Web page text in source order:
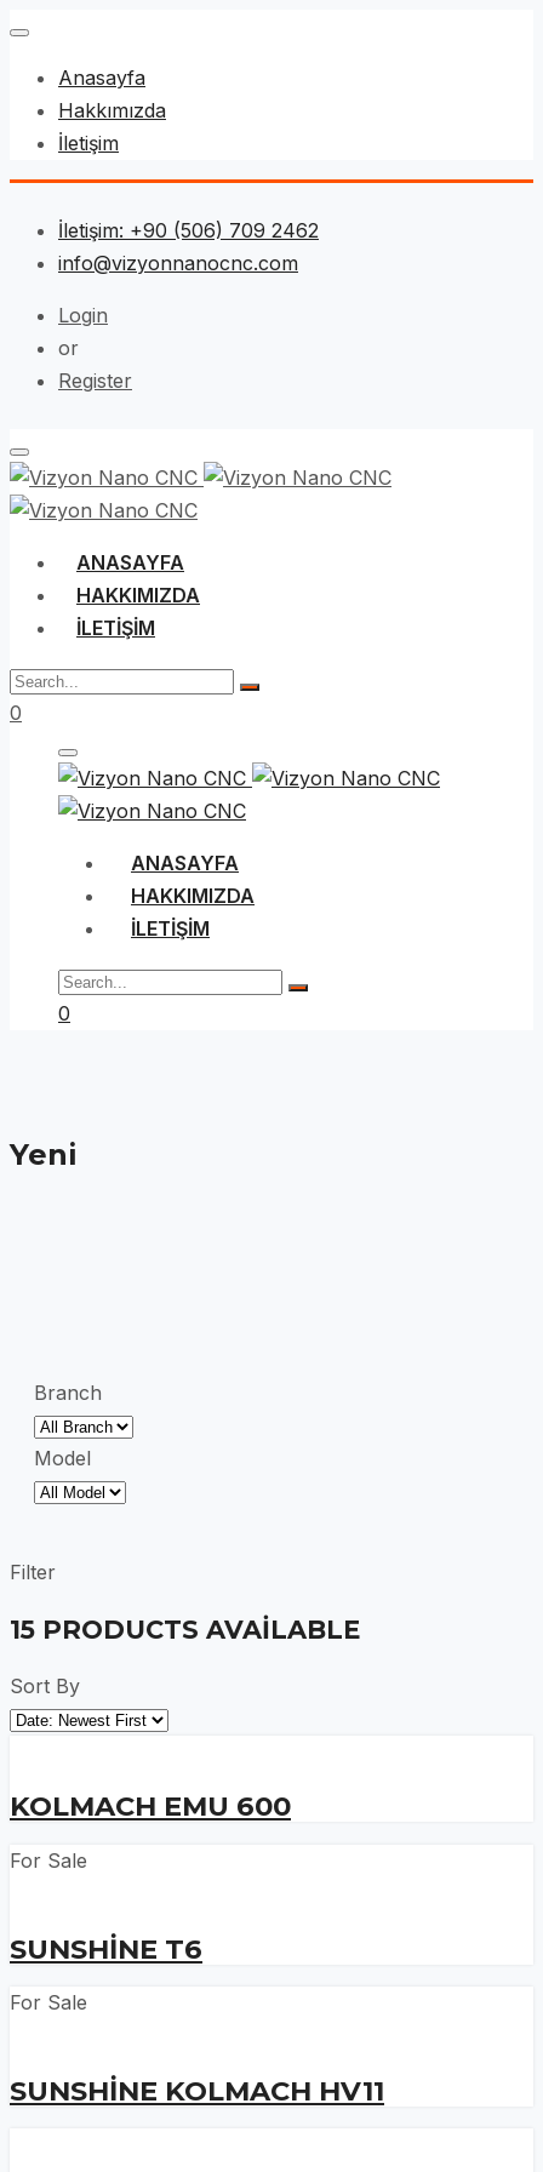
Anasayfa
Hakkımızda
İletişim
İletişim: +90 (506) 709 2462
info@vizyonnanocnc.com
Login
or
Register
ANASAYFA
HAKKIMIZDA
İLETIŞIM
0
ANASAYFA
HAKKIMIZDA
İLETIŞIM
0
Yeni
Branch
Model
Filter
15 PRODUCTS AVAILABLE
Sort By
KOLMACH EMU 600
For Sale
SUNSHINE T6
For Sale
SUNSHINE KOLMACH HV11